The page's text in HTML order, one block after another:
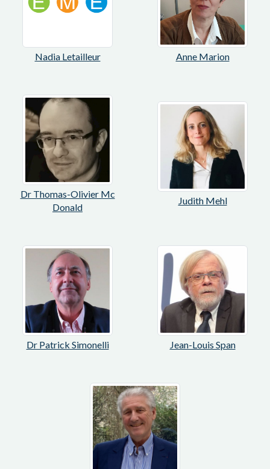
Nadia Letailleur Anne Marion
Dr Thomas-Olivier Mc
Donald
Judith Mehl
Dr Patrick Simonelli Jean-Louis Span